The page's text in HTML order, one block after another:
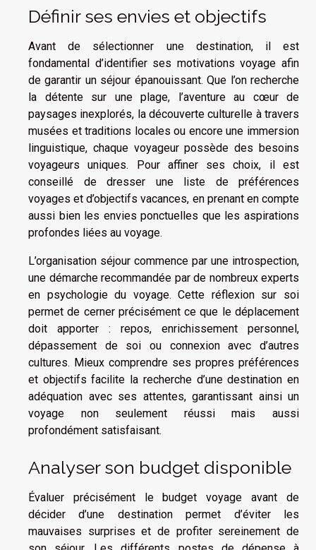
Définir ses envies et objectifs
Avant de sélectionner une destination, il est
fondamental d’identifier ses motivations voyage afin
de garantir un séjour épanouissant. Que l’on recherche
la détente sur une plage, l’aventure au cœur de
paysages inexplorés, la découverte culturelle à travers
musées et traditions locales ou encore une immersion
linguistique, chaque voyageur possède des besoins
voyageurs uniques. Pour affiner ses choix, il est
conseillé de dresser une liste de préférences
voyages et d’objectifs vacances, en prenant en compte
aussi bien les envies ponctuelles que les aspirations
profondes liées au voyage.
L’organisation séjour commence par une introspection,
une démarche recommandée par de nombreux experts
en psychologie du voyage. Cette réflexion sur soi
permet de cerner précisément ce que le déplacement
doit apporter : repos, enrichissement personnel,
dépassement de soi ou connexion avec d’autres
cultures. Mieux comprendre ses propres préférences
et objectifs facilite la recherche d’une destination en
adéquation avec ses attentes, garantissant ainsi un
voyage non seulement réussi mais aussi
profondément satisfaisant.
Analyser son budget disponible
Évaluer précisément le budget voyage avant de
décider d’une destination permet d’éviter les
mauvaises surprises et de profiter sereinement de